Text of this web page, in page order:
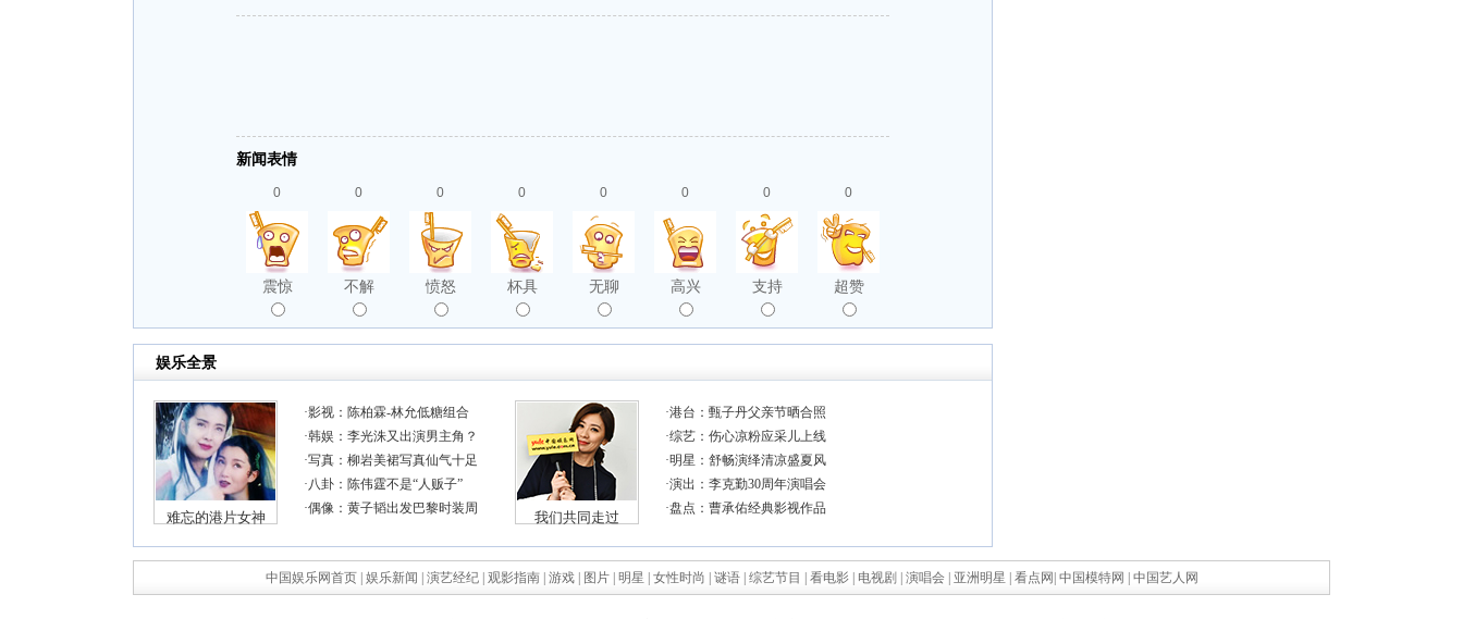
新闻表情
0
震惊
0
不解
0
愤怒
0
杯具
0
无聊
0
高兴
0
支持
0
超赞
中国娱乐网首页| 娱乐新闻 演艺经纪| 观影指南| 游戏| 图片| 明星 女性时尚 谜语| 综艺节目 看电影| 电视剧 演唱会| 亚洲明星 看点网 中国模特网 中国艺人网